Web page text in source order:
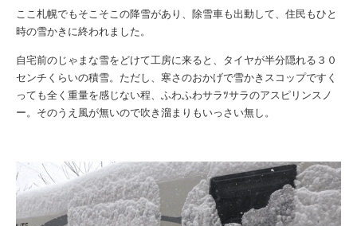
ここ札幌でもそこそこの降雪があり、除雪車も出動して、住民もひと
時の雪かきに終われました。
自宅前のじゃまな雪をどけて工房に来ると、タイヤが半分隠れる３０
センチくらいの積雪。ただし、寒さのおかげで雪かきスコップですく
っても全く重量を感じない程、ふわふわサラﾂサラのアスピリンスノ
ー。そのうえ風が無いので吹き溜まりもいっさい無し。